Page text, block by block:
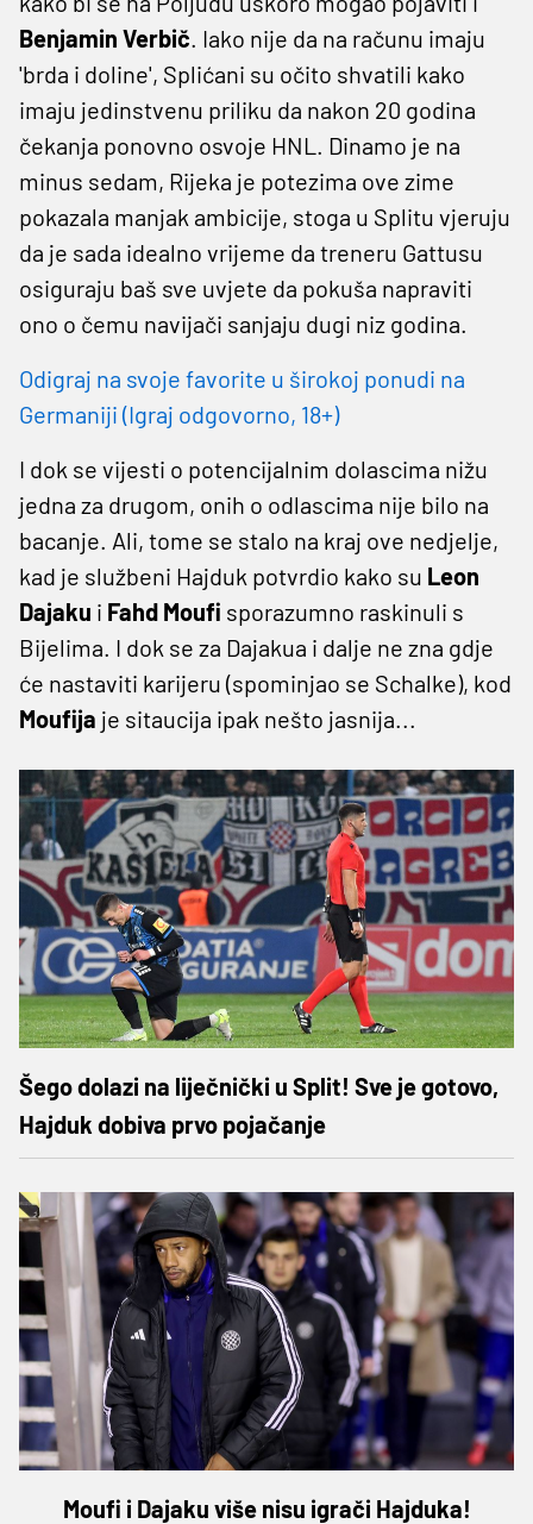
Benjamin Verbič. Iako nije da na računu imaju
'brda i doline', Splićani su očito shvatili kako
imaju jedinstvenu priliku da nakon 20 godina
čekanja ponovno osvoje HNL. Dinamo je na
minus sedam, Rijeka je potezima ove zime
pokazala manjak ambicije, stoga u Splitu vjeruju
da je sada idealno vrijeme da treneru Gattusu
osiguraju baš sve uvjete da pokuša napraviti
ono o čemu navijači sanjaju dugi niz godina.
Odigraj na svoje favorite u širokoj ponudi na
Germaniji (Igraj odgovorno, 18+)
I dok se vijesti o potencijalnim dolascima nižu
jedna za drugom, onih o odlascima nije bilo na
bacanje. Ali, tome se stalo na kraj ove nedjelje,
kad je službeni Hajduk potvrdio kako su Leon
Dajaku i Fahd Moufi sporazumno raskinuli s
Bijelima. I dok se za Dajakua i dalje ne zna gdje
će nastaviti karijeru (spominjao se Schalke), kod
Moufija je sitaucija ipak nešto jasnija...
Šego dolazi na liječnički u Split! Sve je gotovo,
Hajduk dobiva prvo pojačanje
Moufi i Dajaku više nisu igrači Hajduka!